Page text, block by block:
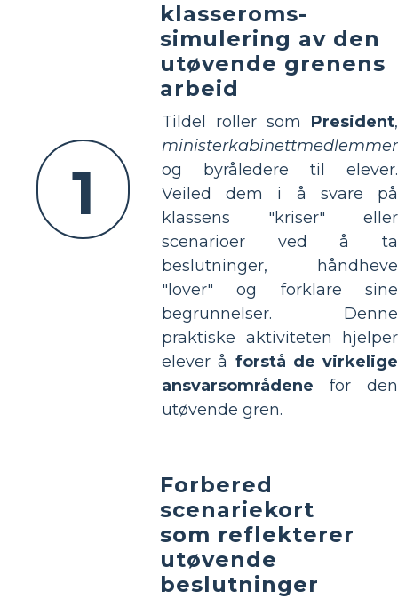
1
klasseroms-
simulering av den
utøvende grenens
arbeid
Tildel roller som President,
ministerkabinettmedlemmer
og byråledere til elever.
Veiled dem i å svare på
klassens "kriser" eller
scenarioer ved å ta
beslutninger, håndheve
"lover" og forklare sine
begrunnelser. Denne
praktiske aktiviteten hjelper
elever å forstå de virkelige
ansvarsområdene for den
utøvende gren.
Forbered
scenariekort
som reflekterer
utøvende
beslutninger